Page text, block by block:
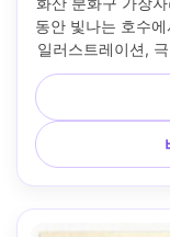
동안 빛나는 호수
일러스트레이션,
된 팔레트, 하프
배지 그래픽, 질
은 피사계